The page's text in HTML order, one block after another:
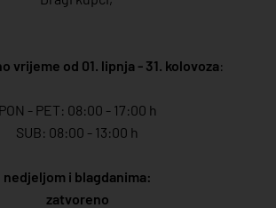
vrijeme od 01. lipnja - 31. kolovoza:
PON - PET: 08:00 - 17:00 h
SUB: 08:00 - 13:00 h
nedjeljom i blagdanima:
zatvoreno